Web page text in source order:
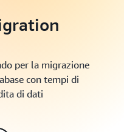
per la migrazione
con tempi di
di dati